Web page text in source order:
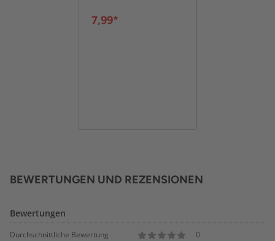
7,99*
BEWERTUNGEN UND REZENSIONEN
Bewertungen
Durchschnittliche Bewertung 0